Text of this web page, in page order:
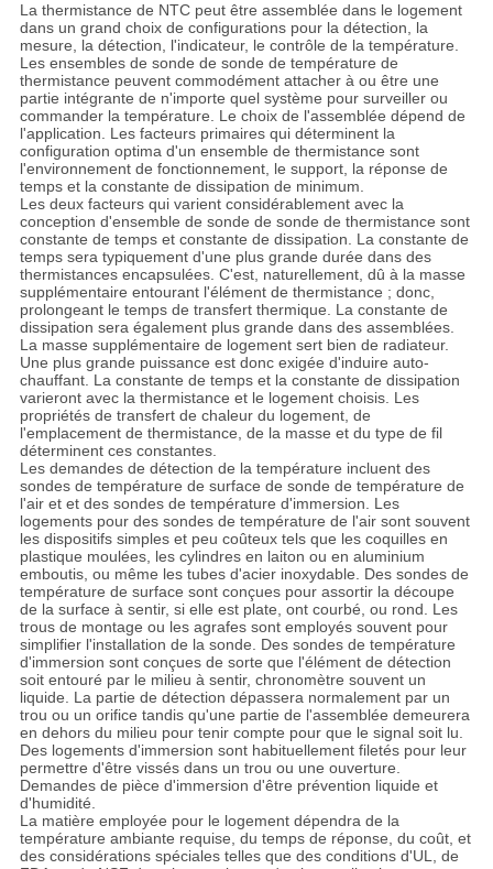
La thermistance de NTC peut être assemblée dans le logement
dans un grand choix de configurations pour la détection, la
mesure, la détection, l'indicateur, le contrôle de la température.
Les ensembles de sonde de sonde de température de
thermistance peuvent commodément attacher à ou être une
partie intégrante de n'importe quel système pour surveiller ou
commander la température. Le choix de l'assemblée dépend de
l'application. Les facteurs primaires qui déterminent la
configuration optima d'un ensemble de thermistance sont
l'environnement de fonctionnement, le support, la réponse de
temps et la constante de dissipation de minimum.
Les deux facteurs qui varient considérablement avec la
conception d'ensemble de sonde de sonde de thermistance sont
constante de temps et constante de dissipation. La constante de
temps sera typiquement d'une plus grande durée dans des
thermistances encapsulées. C'est, naturellement, dû à la masse
supplémentaire entourant l'élément de thermistance ; donc,
prolongeant le temps de transfert thermique. La constante de
dissipation sera également plus grande dans des assemblées.
La masse supplémentaire de logement sert bien de radiateur.
Une plus grande puissance est donc exigée d'induire auto-
chauffant. La constante de temps et la constante de dissipation
varieront avec la thermistance et le logement choisis. Les
propriétés de transfert de chaleur du logement, de
l'emplacement de thermistance, de la masse et du type de fil
déterminent ces constantes.
Les demandes de détection de la température incluent des
sondes de température de surface de sonde de température de
l'air et et des sondes de température d'immersion. Les
logements pour des sondes de température de l'air sont souvent
les dispositifs simples et peu coûteux tels que les coquilles en
plastique moulées, les cylindres en laiton ou en aluminium
emboutis, ou même les tubes d'acier inoxydable. Des sondes de
température de surface sont conçues pour assortir la découpe
de la surface à sentir, si elle est plate, ont courbé, ou rond. Les
trous de montage ou les agrafes sont employés souvent pour
simplifier l'installation de la sonde. Des sondes de température
d'immersion sont conçues de sorte que l'élément de détection
soit entouré par le milieu à sentir, chronomètre souvent un
liquide. La partie de détection dépassera normalement par un
trou ou un orifice tandis qu'une partie de l'assemblée demeurera
en dehors du milieu pour tenir compte pour que le signal soit lu.
Des logements d'immersion sont habituellement filetés pour leur
permettre d'être vissés dans un trou ou une ouverture.
Demandes de pièce d'immersion d'être prévention liquide et
d'humidité.
La matière employée pour le logement dépendra de la
température ambiante requise, du temps de réponse, du coût, et
des considérations spéciales telles que des conditions d'UL, de